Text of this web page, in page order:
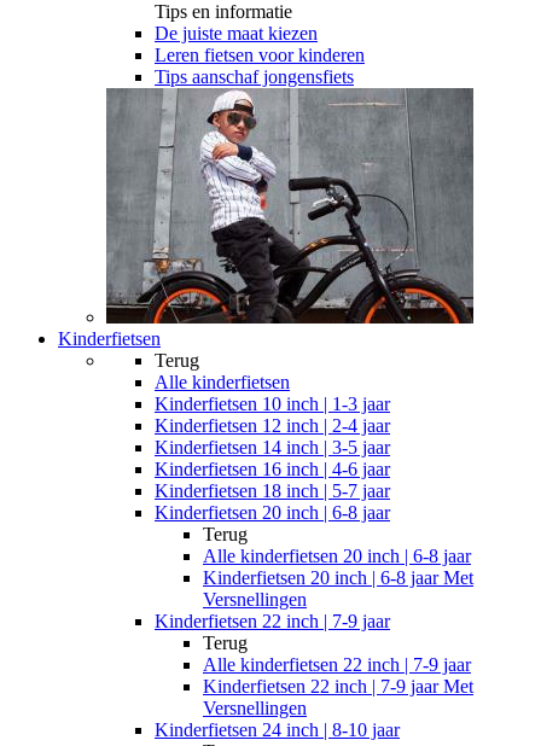
Tips en informatie
De juiste maat kiezen
Leren fietsen voor kinderen
Tips aanschaf jongensfiets
Kinderfietsen
Terug
Alle kinderfietsen
Kinderfietsen 10 inch | 1-3 jaar
Kinderfietsen 12 inch | 2-4 jaar
Kinderfietsen 14 inch | 3-5 jaar
Kinderfietsen 16 inch | 4-6 jaar
Kinderfietsen 18 inch | 5-7 jaar
Kinderfietsen 20 inch | 6-8 jaar
Terug
Alle kinderfietsen 20 inch | 6-8 jaar
Kinderfietsen 20 inch | 6-8 jaar Met
Versnellingen
Kinderfietsen 22 inch | 7-9 jaar
Terug
Alle kinderfietsen 22 inch | 7-9 jaar
Kinderfietsen 22 inch | 7-9 jaar Met
Versnellingen
Kinderfietsen 24 inch | 8-10 jaar